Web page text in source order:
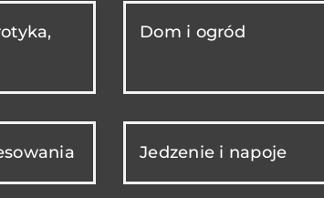
Dom i ogród
Jedzenie i napoje